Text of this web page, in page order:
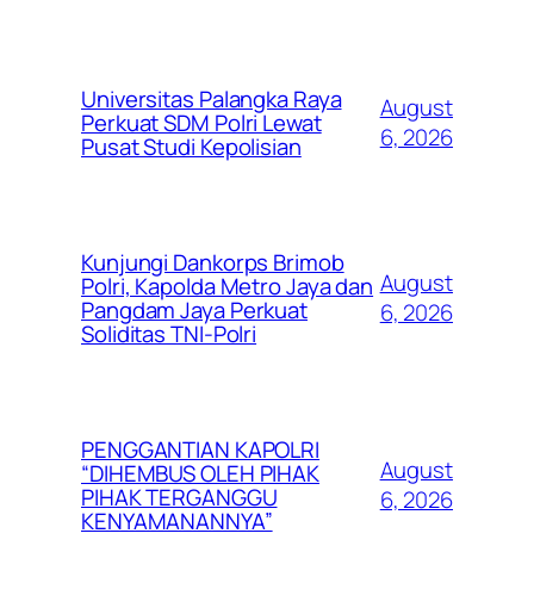
Universitas Palangka Raya
Perkuat SDM Polri Lewat
Pusat Studi Kepolisian
August
6, 2026
Kunjungi Dankorps Brimob
Polri, Kapolda Metro Jaya dan
Pangdam Jaya Perkuat
Soliditas TNI-Polri
August
6, 2026
PENGGANTIAN KAPOLRI
“DIHEMBUS OLEH PIHAK
PIHAK TERGANGGU
KENYAMANANNYA”
August
6, 2026